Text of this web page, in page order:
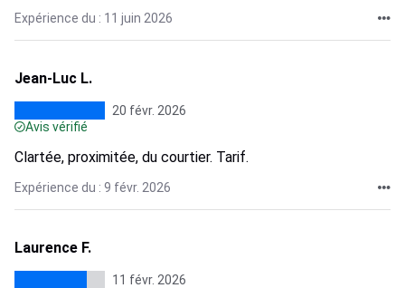
Expérience du : 11 juin 2026
Jean-Luc L.
20 févr. 2026
Avis vérifié
Clartée, proximitée, du courtier. Tarif.
Expérience du : 9 févr. 2026
Laurence F.
11 févr. 2026